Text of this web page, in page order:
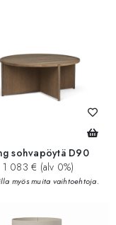
sohvapöytä D90
1 083 € (alv 0%)
myös muita vaihtoehtoja.